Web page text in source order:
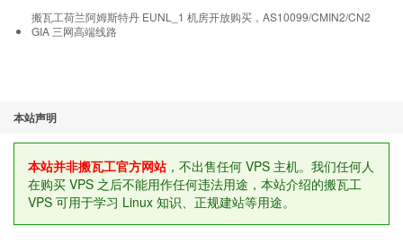
搬瓦工荷兰阿姆斯特丹 EUNL_1 机房开放购买，AS10099/CMIN2/CN2
GIA 三网高端线路
本站声明
本站并非搬瓦工官方网站，不出售任何 VPS 主机。我们任何人
在购买 VPS 之后不能用作任何违法用途，本站介绍的搬瓦工
VPS 可用于学习 Linux 知识、正规建站等用途。